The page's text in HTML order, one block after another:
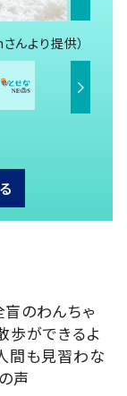
んより提供）
のわんちゃ
歩ができるよ
間も見習わな
声